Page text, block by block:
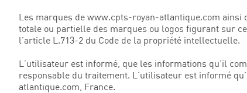
Les marques de www.cpts-royan-atlantique.com
totale ou partielle des marques ou logos figurant sur
l’article L.713-2 du Code de la propriété intellectuelle.
L’utilisateur est informé, que les informations qu’il
responsable du traitement. L’utilisateur est informé
atlantique.com, France.